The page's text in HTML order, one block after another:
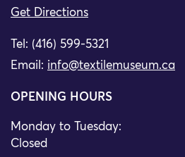
Get Directions
Tel: (416) 599-5321
Email: info@textilemuseum.ca
OPENING HOURS
Monday to Tuesday:
Closed